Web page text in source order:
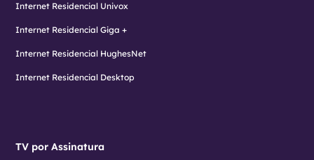
Internet Residencial Univox
Internet Residencial Giga +
Internet Residencial HughesNet
Internet Residencial Desktop
TV por Assinatura